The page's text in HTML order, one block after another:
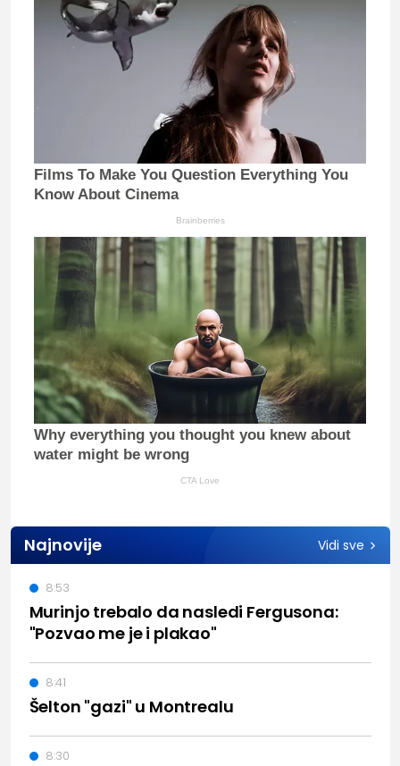
Films To Make You Question Everything You
Know About Cinema
Brainberries
Why everything you thought you knew about
water might be wrong
CTA Love
Najnovije Vidi sve
Murinjo trebalo da nasledi Fergusona:
"Pozvao me je i plakao"
8:53
Šelton "gazi" u Montrealu
8:41
8:30